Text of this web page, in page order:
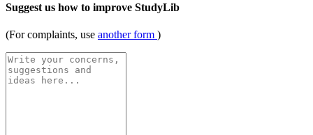
Suggest us how to improve StudyLib
(For complaints, use another form )